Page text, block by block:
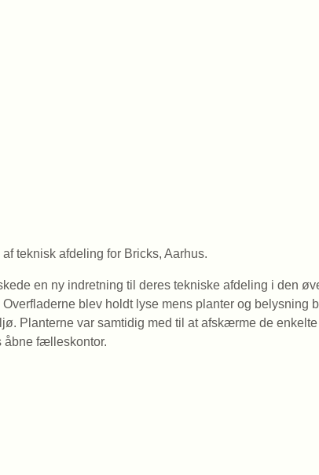
af teknisk afdeling for Bricks, Aarhus.
en ny indretning til deres tekniske afdeling i den
blev holdt lyse mens planter og belysning
Planterne var samtidig med til at afskærme de
åbne fælleskontor.